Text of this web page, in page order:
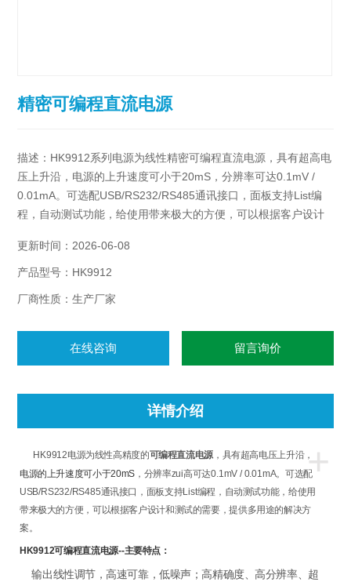
精密可编程直流电源
描述：HK9912系列电源为线性精密可编程直流电源，具有超高电
压上升沿，电源的上升速度可小于20mS，分辨率可达0.1mV /
0.01mA。可选配USB/RS232/RS485通讯接口，面板支持List编
程，自动测试功能，给使用带来极大的方便，可以根据客户设计
更新时间：2026-06-08
产品型号：HK9912
厂商性质：生产厂家
在线咨询 留言询价
详情介绍
+
HK9912电源为线性高精度的可编程直流电源，具有超高电压上升沿，
电源的上升速度可小于20mS ，分辨率zui高可达0.1mV / 0.01mA。可选配
USB/RS232/RS485通讯接口，面板支持List编程，自动测试功能，给使用
带来极大的方便，可以根据客户设计和测试的需要，提供多用途的解决方
案。
HK9912可编程直流电源--主要特点：
输出线性调节，高速可靠，低噪声；高精确度、高分辨率、超